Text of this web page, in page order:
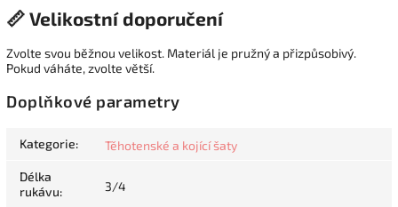
📏 Velikostní doporučení
Zvolte svou běžnou velikost. Materiál je pružný a přizpůsobivý.
Pokud váháte, zvolte větší.
Doplňkové parametry
Kategorie: Těhotenské a kojící šaty
Délka
rukávu: 3/4